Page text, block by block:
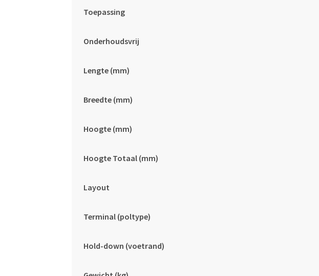
Toepassing
Onderhoudsvrij
Lengte (mm)
Breedte (mm)
Hoogte (mm)
Hoogte Totaal (mm)
Layout
Terminal (poltype)
Hold-down (voetrand)